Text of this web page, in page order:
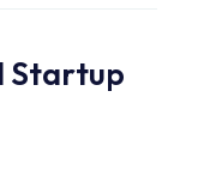
Startup